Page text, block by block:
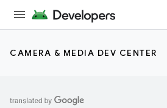
CAMERA & MEDIA DEV CENTER